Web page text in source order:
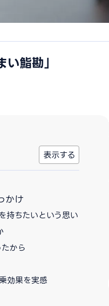
鮨勘」
かけ
持ちたいという思い
から
効果を実感